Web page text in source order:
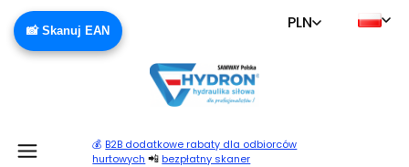
📸 Skanuj EAN PLN
💰 B2B dodatkowe rabaty dla odbiorców
hurtowych 📲 bezpłatny skaner